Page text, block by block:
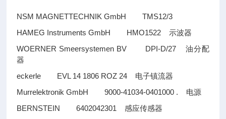
NSM MAGNETTECHNIK GmbH TMS12/3
HAMEG Instruments GmbH HMO1522 示波器
WOERNER Smeersystemen BV DPI-D/27油分配
器
eckerle EVL 14 1806 ROZ 24 电子镇流器
Murrelektronik GmbH 9000-41034-0401000 . 电源
BERNSTEIN 6402042301感应传感器